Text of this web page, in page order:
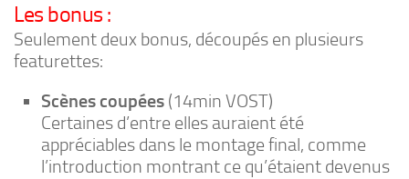
Les bonus :
Seulement deux bonus, découpés en plusieurs
featurettes:
Scènes coupées (14min VOST)
Certaines d’entre elles auraient été
appréciables dans le montage final, comme
l’introduction montrant ce qu’étaient devenus